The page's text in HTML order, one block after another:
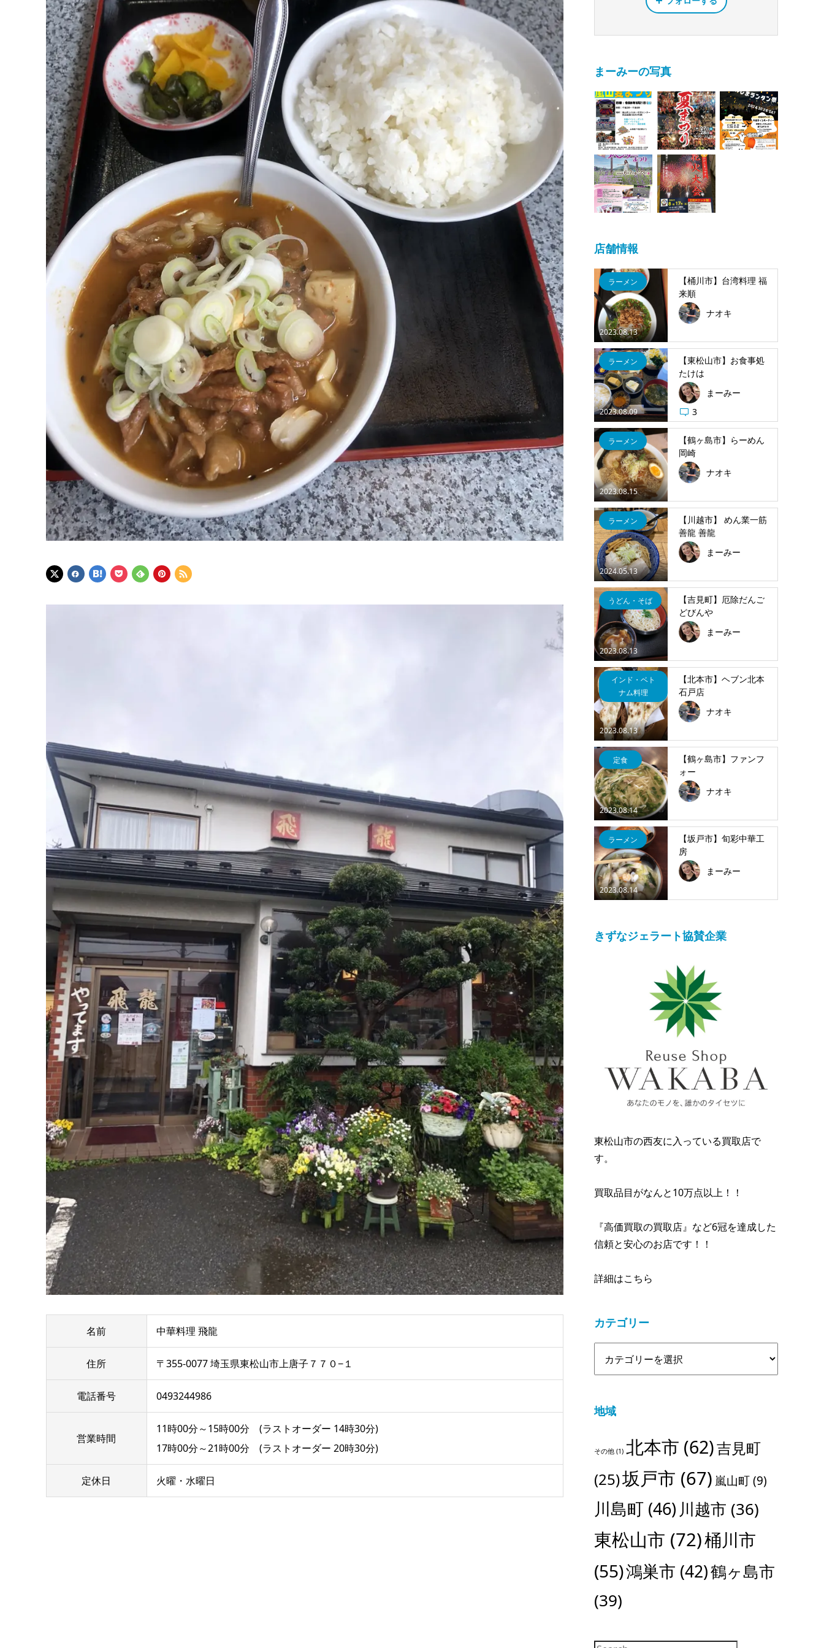
名前 中華料理 飛龍
住所 〒355-0077 埼玉県東松山市上唐子７７０−１
電話番号 0493244986
営業時間
11時00分～15時00分 (ラストオーダー 14時30分)
17時00分～21時00分 (ラストオーダー 20時30分)
定休日 火曜・水曜日
まーみーの写真
店舗情報
2023.08.13
ラーメン
【桶川市】台湾料理 福
来順
ナオキ
2023.08.09
ラーメン
【東松山市】お食事処
たけは
まーみー
3
2023.08.15
ラーメン
【鶴ヶ島市】らーめん
岡崎
ナオキ
2024.05.13
ラーメン
【川越市】 めん業一筋
善龍 善龍
まーみー
2023.08.13
うどん・そば
【吉見町】厄除だんご
どびんや
まーみー
2023.08.13
インド・ベト
ナム料理
【北本市】ヘブン北本
石戸店
ナオキ
2023.08.14
定食
【鶴ヶ島市】ファンフ
ォー
ナオキ
2023.08.14
ラーメン
【坂戸市】旬彩中華工
房
まーみー
きずなジェラート協賛企業
東松山市の西友に入っている買取店で
す。
買取品目がなんと10万点以上！！
『高価買取の買取店』など6冠を達成した
信頼と安心のお店です！！
詳細はこちら
カテゴリー
地域
その他 (1) 北本市 (62)吉見町
(25)坂戸市 (67) 嵐山町(9)
川島町 (46) 川越市 (36)
東松山市 (72)桶川市
(55)鴻巣市 (42)鶴ヶ島市
(39)